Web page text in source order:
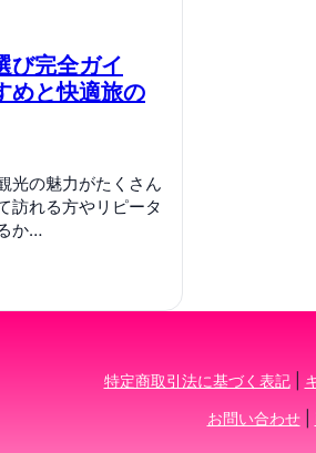
び完全ガイ
めと快適旅の
光の魅力がたくさん
訪れる方やリピータ
か…
特定商取引法に基づく表記|
お問い合わせ|